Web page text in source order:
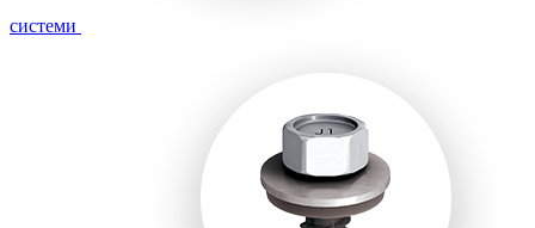
системи